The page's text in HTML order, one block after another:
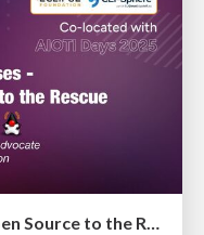
AI in Enterprises - Java and Open Source to the Rescue